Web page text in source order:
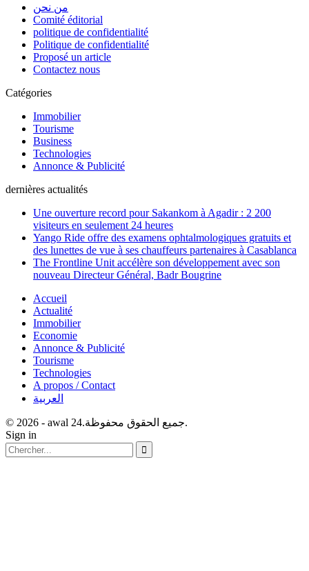
من نحن
Comité éditorial
politique de confidentialité
Politique de confidentialité
Proposé un article
Contactez nous
Catégories
Immobilier
Tourisme
Business
Technologies
Annonce & Publicité
dernières actualités
Une ouverture record pour Sakankom à Agadir : 2 200
visiteurs en seulement 24 heures
Yango Ride offre des examens ophtalmologiques gratuits et
des lunettes de vue à ses chauffeurs partenaires à Casablanca
The Frontline Unit accélère son développement avec son
nouveau Directeur Général, Badr Bougrine
Accueil
Actualité
Immobilier
Economie
Annonce & Publicité
Tourisme
Technologies
A propos / Contact
العربية
© 2026 - awal 24.جميع الحقوق محفوظة.
Sign in